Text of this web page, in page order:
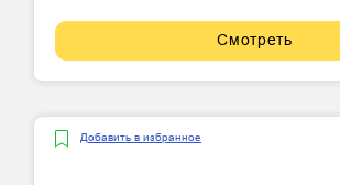
Смотреть
Добавить в избранное